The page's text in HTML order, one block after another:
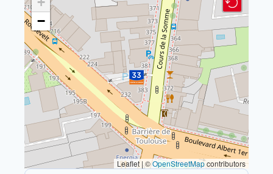
−
Leaflet | ©OpenStreetMapcontributors